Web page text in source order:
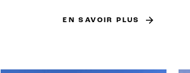
EN SAVOIR PLUS